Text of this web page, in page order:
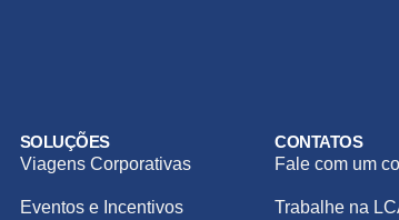
SOLUÇÕES
Viagens Corporativas
Eventos e Incentivos
CONTATOS
Fale com um
Trabalhe na